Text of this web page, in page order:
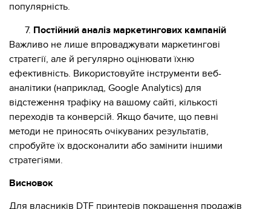
популярність.
Постійний аналіз маркетингових кампаній
Важливо не лише впроваджувати маркетингові
стратегії, але й регулярно оцінювати їхню
ефективність. Використовуйте інструменти веб-
аналітики (наприклад, Google Analytics) для
відстеження трафіку на вашому сайті, кількості
переходів та конверсій. Якщо бачите, що певні
методи не приносять очікуваних результатів,
спробуйте їх вдосконалити або замінити іншими
стратегіями.
Висновок
Для власників DTF принтерів покращення продажів